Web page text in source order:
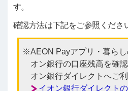
す。
確認方法は下記をご参照くださ
AEON Payアプリ・暮ら
オン銀行の口座残高を確
オン銀行ダイレクトへご
イオン銀行ダイレクト